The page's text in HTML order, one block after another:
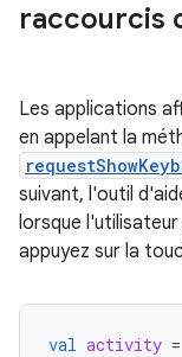
raccourcis
Les applications
en appelant la
suivant, l'outil
lorsque
appuyez sur la
val activity =